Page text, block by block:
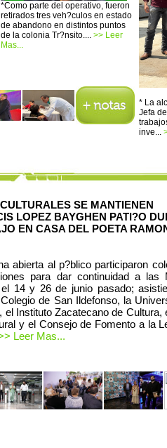
*Como parte del operativo, fueron
retirados tres veh?culos en estado
de abandono en distintos puntos
de la colonia Tr?nsito.... >> Leer
Mas...
* La
Jefa
inve...
SE MANTIENEN
LOPEZ BAYGHEN PATI?O
EN CASA DEL POETA
abierta al p?blico participaron
para dar continuidad a las
14 y 26 de junio pasado;
de San Ildefonso, la
Instituto Zacatecano de Cultura,
y el Consejo de Fomento a la
Leer Mas...